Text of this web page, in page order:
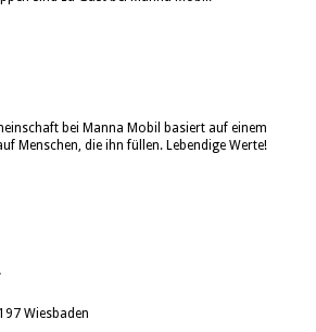
bei Manna Mobil basiert auf einem
Menschen, die ihn füllen. Lebendige Werte!
Wiesbaden